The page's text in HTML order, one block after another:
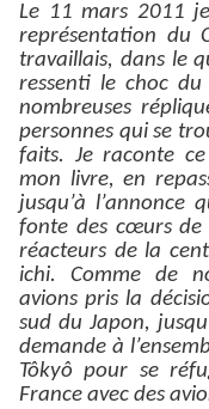
Le 11 mars 2011
représentation du
travaillais, dans le
ressenti le choc
nombreuses
personnes qui se
faits. Je raconte
mon livre, en
jusqu’à
fonte des cœurs
réacteurs de la
ichi. Comme de
avions pris la
sud du Japon,
demande à
Tôkyô pour se
France avec des